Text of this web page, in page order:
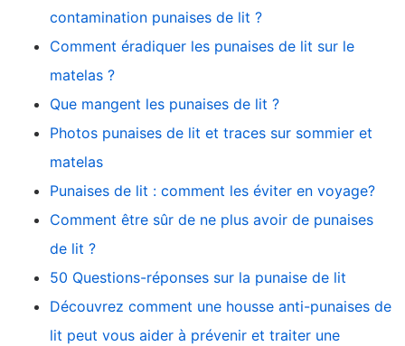
contamination punaises de lit ?
Comment éradiquer les punaises de lit sur le
matelas ?
Que mangent les punaises de lit ?
Photos punaises de lit et traces sur sommier et
matelas
Punaises de lit : comment les éviter en voyage?
Comment être sûr de ne plus avoir de punaises
de lit ?
50 Questions-réponses sur la punaise de lit
Découvrez comment une housse anti-punaises de
lit peut vous aider à prévenir et traiter une